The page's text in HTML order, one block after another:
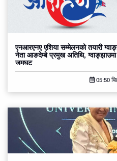
एनआरएनए एशिया सम्मेलनको तयारी
नेता आङदेम्बे प्रमुख अतिथि, ग्वाङ्झाउमा
जमघट
05:50